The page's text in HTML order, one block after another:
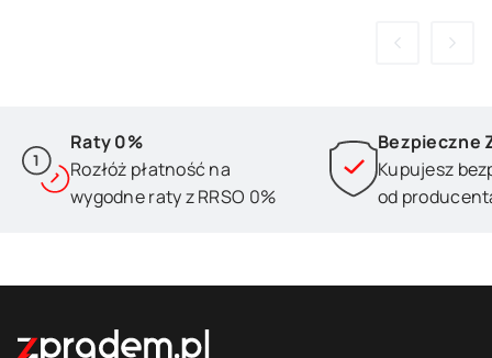
Raty 0%
Rozłóż płatność na
wygodne raty z RRSO 0%
Bezpieczne
Kupujesz
od